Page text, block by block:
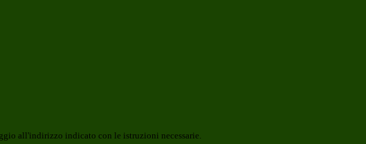
all'indirizzo indicato con le istruzioni necessarie.